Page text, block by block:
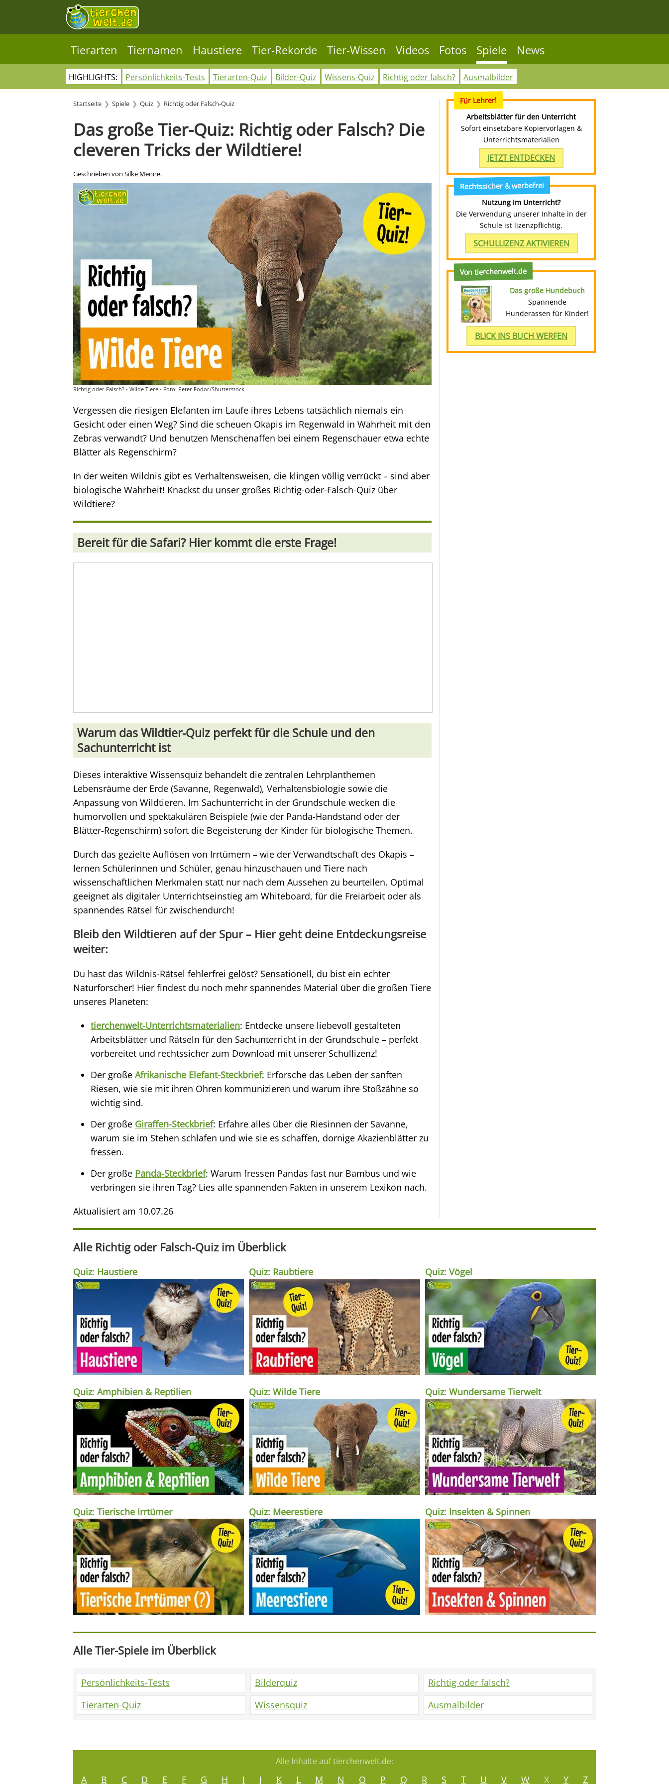
Tierarten Tiernamen Haustiere Tier-Rekorde Tier-Wissen Videos Fotos Spiele News
HIGHLIGHTS: Persönlichkeits-Tests Tierarten-Quiz Bilder-Quiz Wissens-Quiz Richtig oder falsch? Ausmalbilder
Startseite Spiele Quiz Richtig oder Falsch-Quiz
Das große Tier-Quiz: Richtig oder Falsch? Die
cleveren Tricks der Wildtiere!
Geschrieben von Silke Menne.
Richtig oder Falsch? - Wilde Tiere - Foto: Peter Fodor/Shutterstock
Vergessen die riesigen Elefanten im Laufe ihres Lebens tatsächlich niemals ein
Gesicht oder einen Weg? Sind die scheuen Okapis im Regenwald in Wahrheit mit den
Zebras verwandt? Und benutzen Menschenaffen bei einem Regenschauer etwa echte
Blätter als Regenschirm?
In der weiten Wildnis gibt es Verhaltensweisen, die klingen völlig verrückt – sind aber
biologische Wahrheit! Knackst du unser großes Richtig-oder-Falsch-Quiz über
Wildtiere?
Bereit für die Safari? Hier kommt die erste Frage!
Warum das Wildtier-Quiz perfekt für die Schule und den
Sachunterricht ist
Dieses interaktive Wissensquiz behandelt die zentralen Lehrplanthemen
Lebensräume der Erde (Savanne, Regenwald), Verhaltensbiologie sowie die
Anpassung von Wildtieren. Im Sachunterricht in der Grundschule wecken die
humorvollen und spektakulären Beispiele (wie der Panda-Handstand oder der
Blätter-Regenschirm) sofort die Begeisterung der Kinder für biologische Themen.
Durch das gezielte Auflösen von Irrtümern – wie der Verwandtschaft des Okapis –
lernen Schülerinnen und Schüler, genau hinzuschauen und Tiere nach
wissenschaftlichen Merkmalen statt nur nach dem Aussehen zu beurteilen. Optimal
geeignet als digitaler Unterrichtseinstieg am Whiteboard, für die Freiarbeit oder als
spannendes Rätsel für zwischendurch!
Bleib den Wildtieren auf der Spur – Hier geht deine Entdeckungsreise
weiter:
Du hast das Wildnis-Rätsel fehlerfrei gelöst? Sensationell, du bist ein echter
Naturforscher! Hier findest du noch mehr spannendes Material über die großen Tiere
unseres Planeten:
tierchenwelt-Unterrichtsmaterialien: Entdecke unsere liebevoll gestalteten
Arbeitsblätter und Rätseln für den Sachunterricht in der Grundschule – perfekt
vorbereitet und rechtssicher zum Download mit unserer Schullizenz!
Der große Afrikanische Elefant-Steckbrief: Erforsche das Leben der sanften
Riesen, wie sie mit ihren Ohren kommunizieren und warum ihre Stoßzähne so
wichtig sind.
Der große Giraffen-Steckbrief: Erfahre alles über die Riesinnen der Savanne,
warum sie im Stehen schlafen und wie sie es schaffen, dornige Akazienblätter zu
fressen.
Der große Panda-Steckbrief: Warum fressen Pandas fast nur Bambus und wie
verbringen sie ihren Tag? Lies alle spannenden Fakten in unserem Lexikon nach.
Aktualisiert am 10.07.26
Für Lehrer!
Arbeitsblätter für den Unterricht
Sofort einsetzbare Kopiervorlagen &
Unterrichtsmaterialien
JETZT ENTDECKEN
Rechtssicher & werbefrei
Nutzung im Unterricht?
Die Verwendung unserer Inhalte in der
Schule ist lizenzpflichtig.
SCHULLIZENZ AKTIVIEREN
Von tierchenwelt.de
Das große Hundebuch
Spannende
Hunderassen für Kinder!
BLICK INS BUCH WERFEN
Alle Richtig oder Falsch-Quiz im Überblick
Quiz: Haustiere
Quiz: Amphibien & Reptilien
Quiz: Tierische Irrtümer
Quiz: Raubtiere
Quiz: Wilde Tiere
Quiz: Meerestiere
Quiz: Vögel
Quiz: Wundersame Tierwelt
Quiz: Insekten & Spinnen
Alle Tier-Spiele im Überblick
Persönlichkeits-Tests
Tierarten-Quiz
Bilderquiz
Wissensquiz
Richtig oder falsch?
Ausmalbilder
Alle Inhalte auf tierchenwelt.de:
A B C D E F G H I J K L M N O P Q R S T U V W X Y Z